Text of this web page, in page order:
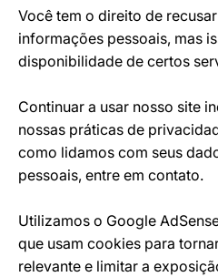
Você tem o direito de
informações pessoais, mas
disponibilidade de certos
Continuar a usar nosso site
nossas práticas de
como lidamos com seus
pessoais, entre em contato.
Utilizamos o Google
que usam cookies para
relevante e limitar a